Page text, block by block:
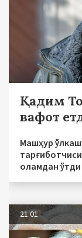
Қадим
вафот
Машҳур
оламдан ўтди
21.01